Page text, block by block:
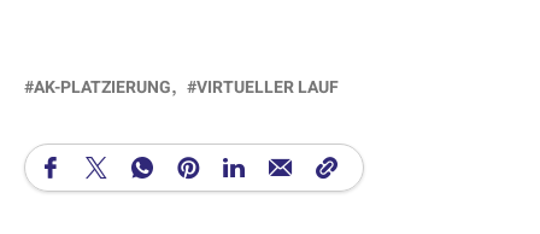
AK-PLATZIERUNG VIRTUELLER LAUF